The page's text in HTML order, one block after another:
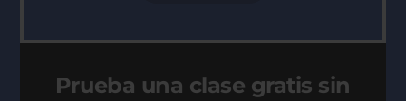
Prueba una clase gratis sin